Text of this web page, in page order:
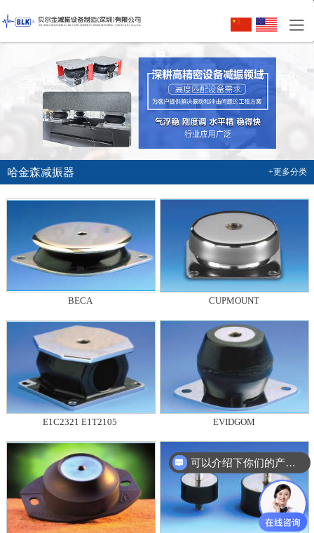
哈金森减振器 +更多分类
BECA CUPMOUNT
E1C2321 E1T2105 EVIDGOM
可以介绍下你们的产品么？